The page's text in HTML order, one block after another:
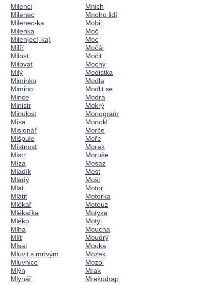
Milenci
Milenec
Milenec-ka
Milenka
Milen|ec(-ka)
Milíř
Milost
Milovat
Milý
Miminko
Mimino
Mince
Ministr
Minulost
Mísa
Misionář
Mišpule
Místnost
Mistr
Míza
Mladík
Mladý
Mlat
Mlátit
Mlékař
Mlékařka
Mléko
Mlha
Mlít
Mlsat
Mluvit s mrtvým
Mluvnice
Mlýn
Mlynář
Mnich
Mnoho lidí
Mobil
Moč
Moc
Močál
Močit
Mocný
Modistka
Modla
Modlit se
Modrá
Mokrý
Monogram
Monokl
Morče
Moře
Morek
Moruše
Mosaz
Most
Mošt
Motor
Motorka
Motouz
Motyka
Motýl
Moucha
Moudrý
Mouka
Mozek
Mozol
Mrak
Mrakodrap